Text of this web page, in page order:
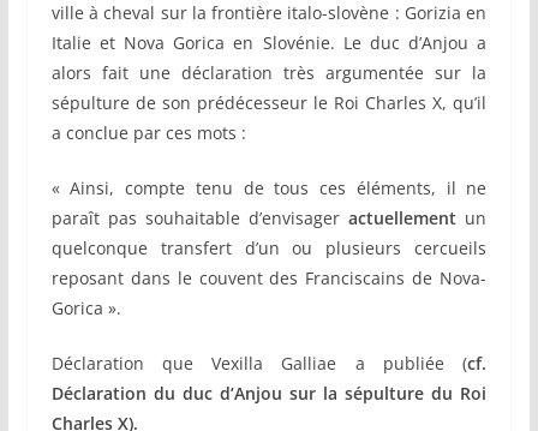
ville à cheval sur la frontière italo-slovène : Gorizia en
Italie et Nova Gorica en Slovénie. Le duc d’Anjou a
alors fait une déclaration très argumentée sur la
sépulture de son prédécesseur le Roi Charles X, qu’il
a conclue par ces mots :
« Ainsi, compte tenu de tous ces éléments, il ne
paraît pas souhaitable d’envisageractuellement un
quelconque transfert d’un ou plusieurs cercueils
reposant dans le couvent des Franciscains de Nova-
Gorica ».
Déclaration que Vexilla Galliae a publiée (cf.
Déclaration du duc d’Anjou sur la sépulture du Roi
Charles X).